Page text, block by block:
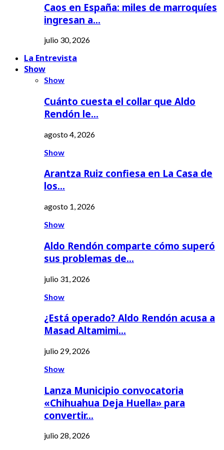
Caos en España: miles de marroquíes
ingresan a…
julio 30, 2026
La Entrevista
Show
Show
Cuánto cuesta el collar que Aldo
Rendón le…
agosto 4, 2026
Show
Arantza Ruiz confiesa en La Casa de
los…
agosto 1, 2026
Show
Aldo Rendón comparte cómo superó
sus problemas de…
julio 31, 2026
Show
¿Está operado? Aldo Rendón acusa a
Masad Altamimi…
julio 29, 2026
Show
Lanza Municipio convocatoria
«Chihuahua Deja Huella» para
convertir…
julio 28, 2026